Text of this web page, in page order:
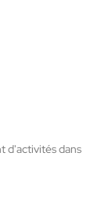
d'activités dans